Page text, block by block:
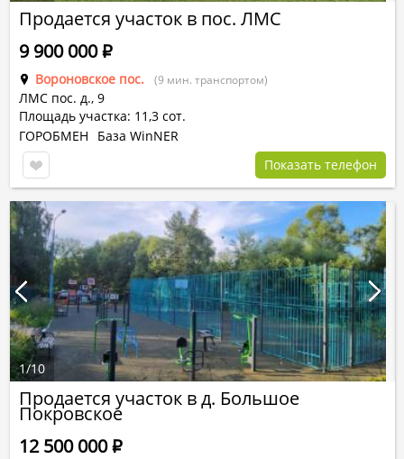
Продается участок в пос. ЛМС
Вороновское пос. (9 мин. транспортом)
ЛМС пос. д., 9
Площадь участка: 11,3 сот.
9 900 000Р
ГОРОБМЕН
База WinNER
Показать телефон
Продается участок в д. Большое
Покровское
12 500 000Р
1/10